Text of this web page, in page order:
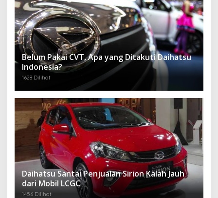
Belum Pakai CVT, Apa yang Ditakuti Daihatsu
Indonesia?
1628 Dilihat
Daihatsu Santai Penjualan Sirion Kalah Jauh
dari Mobil LCGC
1456 Dilihat